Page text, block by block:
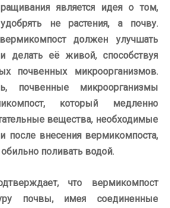
является идея о том,
не растения, а
почву.
вермикомпост должен улучшать
делать её живой, способствуя
почвенных микроорганизмов.
почвенные микроорганизмы
который медленно
вещества, необходимые
после внесения вермикомпоста,
поливать водой.
что
вермикомпост
почвы, имея соединенные